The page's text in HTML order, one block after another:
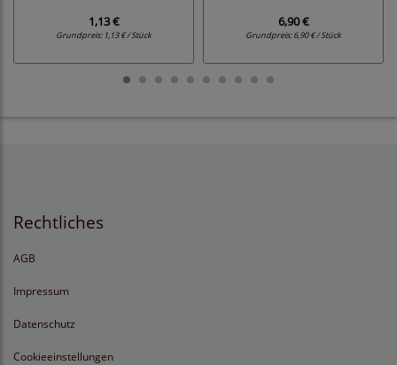
1,13 €
Grundpreis: 1,13 € / Stück
6,90 €
Grundpreis:6,90 € / Stück
Rechtliches
AGB
Impressum
Datenschutz
Cookieeinstellungen